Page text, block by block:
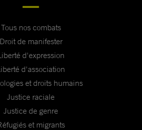
Tous nos combats
Droit de manifester
d'expression
d'association
et droits humains
Justice raciale
Justice de genre
et migrants